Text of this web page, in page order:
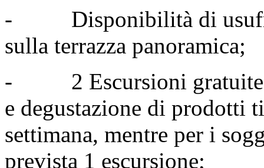
- Disponibilità di
sulla terrazza panoramica;
- 2 Escursioni gratuite
e degustazione di prodotti
settimana, mentre per i
prevista 1 escursione;